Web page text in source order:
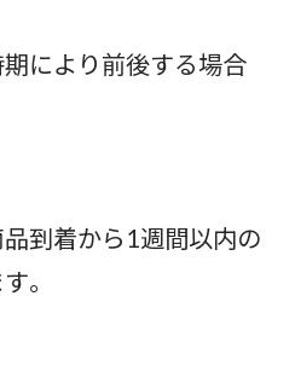
により前後する場合
到着から1週間以内の
。